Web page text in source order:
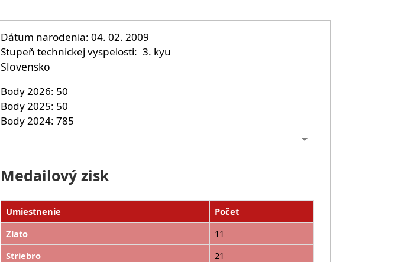
Dátum narodenia 04. 02. 2009
Stupeň technickej vyspelosti
3. kyu
Slovensko
Body 2026 50
Body 2025 50
Body 2024 785
Medailový zisk
Umiestnenie
Počet
Zlato
11
Striebro
21